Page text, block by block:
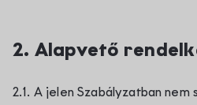
2. Alapvető
2.1. A jelen Szabályzatban